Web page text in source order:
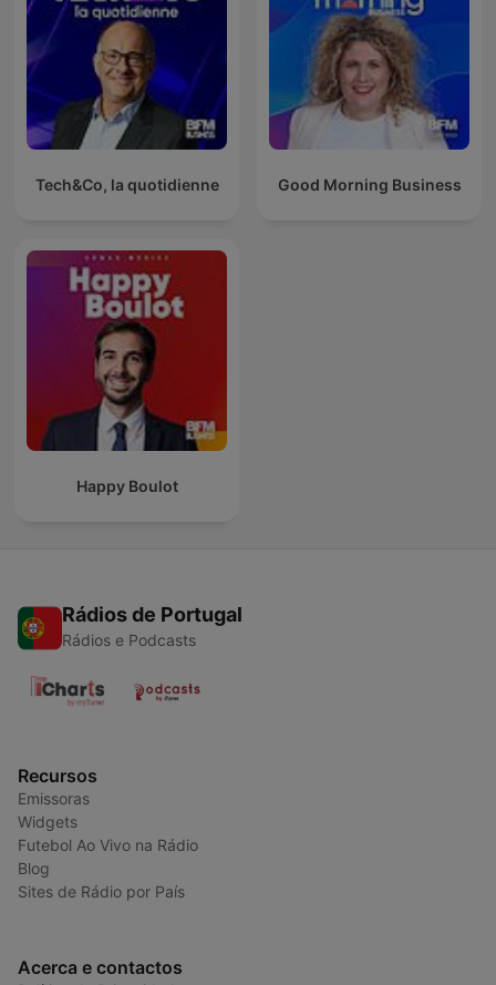
Tech&Co, la quotidienne Good Morning Business
Happy Boulot
Rádios de Portugal
Rádios e Podcasts
Recursos
Emissoras
Widgets
Futebol Ao Vivo na Rádio
Blog
Sites de Rádio por País
Acerca e contactos